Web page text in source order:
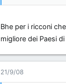
Bhe per i ricconi
migliore dei Paesi
21/9/08